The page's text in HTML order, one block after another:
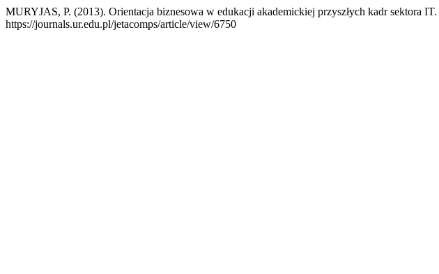
MURYJAS, P. (2013). Orientacja biznesowa w edukacji akademickiej przyszłych kadr sektora IT.
https://journals.ur.edu.pl/jetacomps/article/view/6750